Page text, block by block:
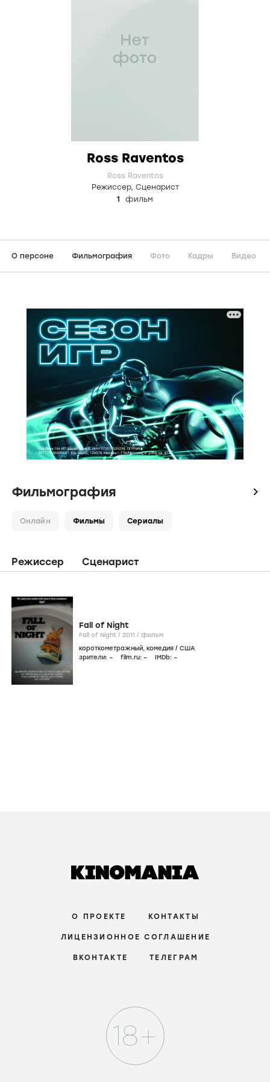
Ross Raventos
Ross Raventos
Режиссер, Сценарист
1
фильм
О персоне Фильмография Фото Кадры Видео
Фильмография icon
Онлайн Фильмы Сериалы
Режиссер Сценарист
Fall of Night
Fall of Night / 2011 / фильм
короткометражный, комедия / США
зрители: – film.ru: – IMDb: –
О ПРОЕКТЕ КОНТАКТЫ
ЛИЦЕНЗИОННОЕ СОГЛАШЕНИЕ
ВКОНТАКТЕ ТЕЛЕГРАМ